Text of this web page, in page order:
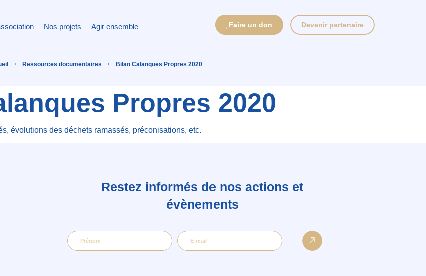
Nos projets Agir ensemble Faire un don Devenir partenaire
Ressources documentaires Bilan Calanques Propres 2020
Propres 2020
évolutions des déchets ramassés, préconisations, etc.
Restez informés de nos actions et
évènements